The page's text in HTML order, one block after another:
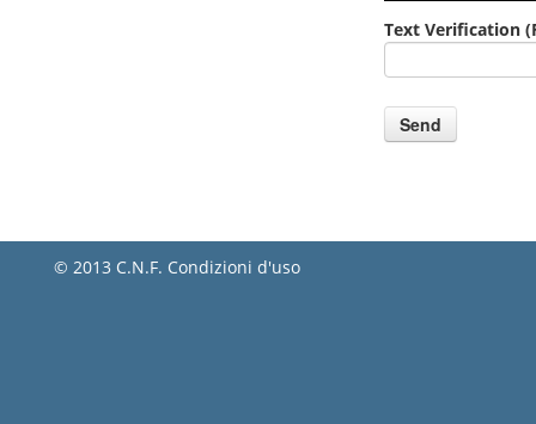
Text Verification
© 2013 C.N.F. Condizioni d'uso